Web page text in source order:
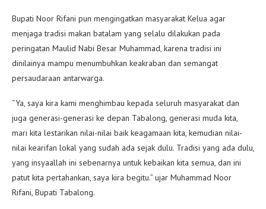
Bupati Noor Rifani pun mengingatkan masyarakat Kelua agar
menjaga tradisi makan batalam yang selalu dilakukan pada
peringatan Maulid Nabi Besar Muhammad, karena tradisi ini
dinilainya mampu menumbuhkan keakraban dan semangat
persaudaraan antarwarga.
“Ya, saya kira kami menghimbau kepada seluruh masyarakat dan
juga generasi-generasi ke depan Tabalong, generasi muda kita,
mari kita lestarikan nilai-nilai baik keagamaan kita, kemudian nilai-
nilai kearifan lokal yang sudah ada sejak dulu. Tradisi yang ada dulu,
yang insyaallah ini sebenarnya untuk kebaikan kita semua, dan ini
patut kita pertahankan, saya kira begitu.” ujar Muhammad Noor
Rifani, Bupati Tabalong.